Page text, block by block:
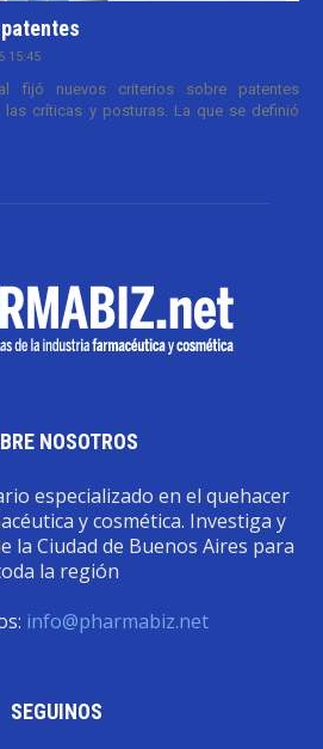
15:45
fijó nuevos criterios sobre patentes
las críticas y posturas. La que se definió
NOSOTROS
especializado en el quehacer
y cosmética. Investiga y
la Ciudad de Buenos Aires para
la región
info@pharmabiz.net
SEGUINOS